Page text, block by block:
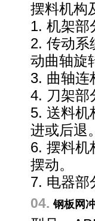
摆料机构
1. 机架部
2. 传动系
动曲轴旋
3. 曲轴连
4. 刀架部
5. 送料机
进或后退
6. 摆料机
摆动。
7. 电器部
04.钢板网